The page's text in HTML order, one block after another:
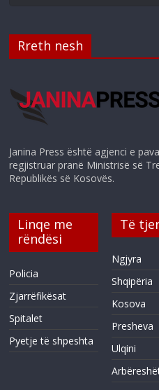
Rreth nesh
Janina Press është agjenci e
regjistruar pranë Ministrisë së
Republikës së Kosovës.
Linqe me
rëndësi
Policia
Zjarrëfikësat
Spitalet
Pyetje të shpeshta
Të
Ngjyra
Shqipëria
Kosova
Presheva
Ulqini